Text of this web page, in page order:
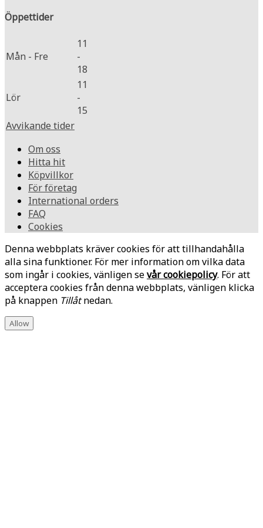
Öppettider
Mån - Fre
11
-
18
Lör
11
-
15
Avvikande tider
Om oss
Hitta hit
Köpvillkor
För företag
International orders
FAQ
Cookies
Denna webbplats kräver cookies för att tillhandahålla
alla sina funktioner. För mer information om vilka data
som ingår i cookies, vänligen sevår cookiepolicy. För att
acceptera cookies från denna webbplats, vänligen klicka
på knappen Tillåtnedan.
Allow